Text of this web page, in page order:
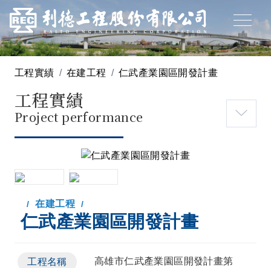
工程實績 在建工程 仁武產業園區開發計畫
工程實績
Project performance
在建工程
仁武產業園區開發計畫
工程名稱
高雄市仁武產業園區開發計畫第